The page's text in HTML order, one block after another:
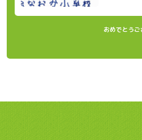
おめでとうご